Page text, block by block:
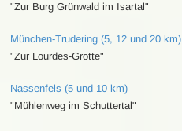
"Zur Burg Grünwald im Isartal"
München-Trudering (5, 12 und 20 km)
"Zur Lourdes-Grotte"
Nassenfels (5 und 10 km)
"Mühlenweg im Schuttertal"